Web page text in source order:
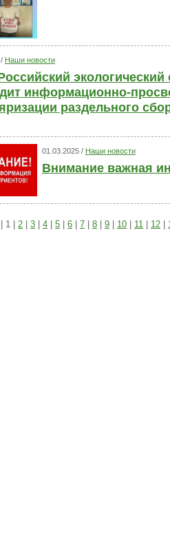
Наши новости
информационно-
раздельного
01.03.2025 / Наши новости
Внимание важная
1 | 2 3 4 5 6 7 8 9 10 11 12